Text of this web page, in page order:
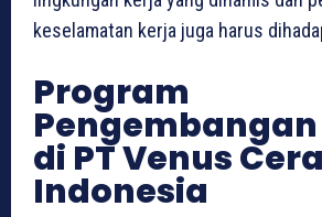
keselamatan kerja juga harus
Program
di PT Venus
Indonesia